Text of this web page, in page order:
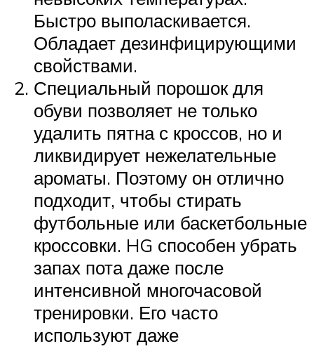
Быстро выполаскивается.
Обладает дезинфицирующими
свойствами.
Специальный порошок для
обуви позволяет не только
удалить пятна с кроссов, но и
ликвидирует нежелательные
ароматы. Поэтому он отлично
подходит, чтобы стирать
футбольные или баскетбольные
кроссовки. HG способен убрать
запах пота даже после
интенсивной многочасовой
тренировки. Его часто
используют даже